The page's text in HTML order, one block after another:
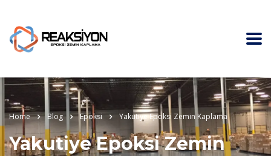
Home Blog Epoksi Yakutiye Epoksi Zemin Kaplama
Yakutiye Epoksi Zemin